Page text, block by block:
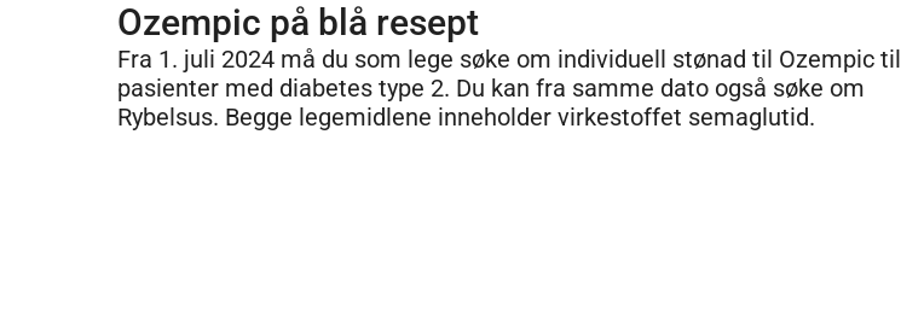
Ozempic på blå resept
Fra 1. juli 2024 må du som lege søke om individuell stønad til Ozempic til
pasienter med diabetes type 2. Du kan fra samme dato også søke om
Rybelsus. Begge legemidlene inneholder virkestoffet semaglutid.